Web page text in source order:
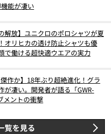
能が凄い
解放】ユニクロのポロシャツが夏
オリヒカの透け防止シャツも優
で働ける超快適ウエアの実力
傑作か】18年ぶり超絶進化！グラ
が凄い。開発者が語る「GWR-
メントの衝撃
覧を見る